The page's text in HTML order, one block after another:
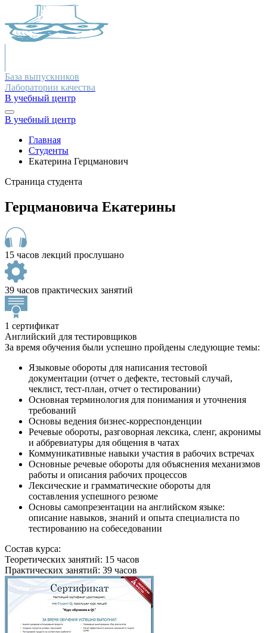
База выпускников
Лаборатории качества
В учебный центр
В учебный центр
Главная
Студенты
Екатерина Герцманович
Страница студента
Герцмановича Екатерины
15 часов лекций прослушано
39 часов практических занятий
1 сертификат
Английский для тестировщиков
За время обучения были успешно пройдены следующие темы:
Языковые обороты для написания тестовой
документации (отчет о дефекте, тестовый случай,
чеклист, тест-план, отчет о тестировании)
Основная терминология для понимания и уточнения
требований
Основы ведения бизнес-корреспонденции
Речевые обороты, разговорная лексика, сленг, акронимы
и аббревиатуры для общения в чатах
Коммуникативные навыки участия в рабочих встречах
Основные речевые обороты для объяснения механизмов
работы и описания рабочих процессов
Лексические и грамматические обороты для
составления успешного резюме
Основы самопрезентации на английском языке:
описание навыков, знаний и опыта специалиста по
тестированию на собеседовании
Состав курса:
Теоретических занятий: 15 часов
Практических занятий: 39 часов